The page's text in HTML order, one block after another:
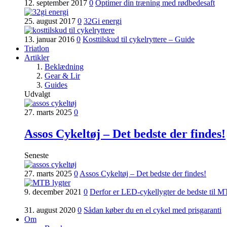
12. september 2017 0 Optimer din træning med rødbedesaft
25. august 2017 0 32Gi energi
13. januar 2016 0 Kosttilskud til cykelryttere – Guide
Triatlon
Artikler
Beklædning
Gear & Lir
Guides
Udvalgt
27. marts 2025 0
Assos Cykeltøj – Det bedste der findes!
Seneste
27. marts 2025 0 Assos Cykeltøj – Det bedste der findes!
9. december 2021 0 Derfor er LED-cykellygter de bedste til
31. august 2020 0 Sådan køber du en el cykel med prisgaranti
Om